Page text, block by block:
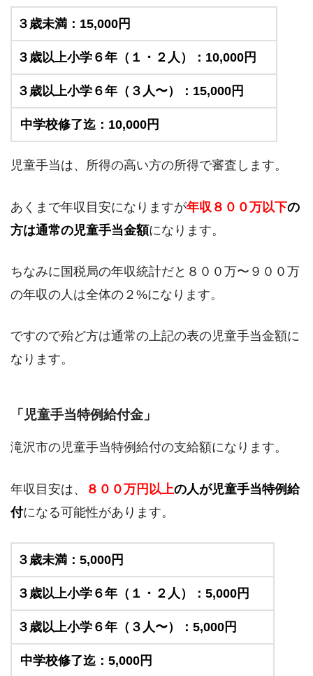
３歳未満：15,000円
３歳以上小学６年（１・２人）：10,000円
３歳以上小学６年（３人〜）：15,000円
中学校修了迄：10,000円
児童手当は、所得の高い方の所得で審査します。
あくまで年収目安になりますが年収８００万以下の
方は通常の児童手当金額になります。
ちなみに国税局の年収統計だと８００万〜９００万
の年収の人は全体の２%になります。
ですので殆ど方は通常の上記の表の児童手当金額に
なります。
「児童手当特例給付金」
滝沢市の児童手当特例給付の支給額になります。
年収目安は、 ８００万円以上の人が児童手当特例給
付になる可能性があります。
３歳未満：5,000円
３歳以上小学６年（１・２人）：5,000円
３歳以上小学６年（３人〜）：5,000円
中学校修了迄：5,000円